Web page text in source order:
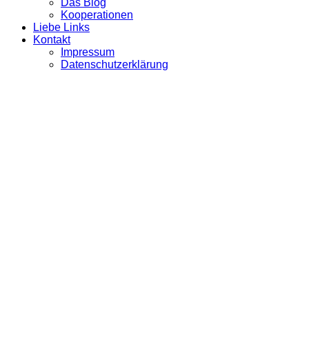
Das Blog
Kooperationen
Liebe Links
Kontakt
Impressum
Datenschutzerklärung